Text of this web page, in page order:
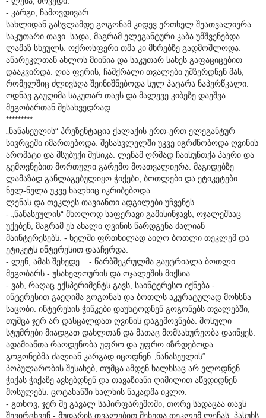
- კარგი, ჩამოვდივარ.
სახლიდან გასვლამდე გოგონამ კიდევ ერთხელ შეათვალიერა
საკუთარი თავი. სადა, მაგრამ ელეგანტური კაბა უმშვენებდა
ლამაზ სხეულს. ოქროსფერი თმა კი მხრებზე გადმოშლოდა.
ანარეკლთან ახლოს მიიწია და საკუთარ სახეს გაფაციცებით
დააკვირდა. ღია ფერის, ჩამქრალი თვალები უმზერდნენ მას,
რომელშიც ძლივსღა შეინიშნებოდა სულ პატარა ნაპერწკალი.
ოდნავ გაუღიმა საკუთარ თავს და მალევე კიბეზე დაეშვა
მეგობართან შესახვედრად
*********
„ნანასეულის“ პრეზენტაცია ქალაქის ერთ-ერთ ელეგანტურ
სივრცეში იმართებოდა. შესასვლელში უკვე იგრძნობოდა ღვინის
არომატი და მსუბუქი მუსიკა. ლენამ ღრმად ჩაისუნთქა ჰაერი და
გემოვნებით მორთული გარემო მოათვალიერა. მაგიდებზე
ლამაზად განლაგებულიყო ჭიქები, ბოთლები და ეტიკეტები.
ნელ-ნელა უკვე ხალხიც იკრიბებოდა.
ლენას და თეკლეს თავიანთი ადგილები უჩვენეს.
- „ნანასეულის“ მხოლოდ საფერავი გამისინჯავს, ოჯალეშსაც
უქებენ, მაგრამ ეს ახალი ღვინის წარდგენა ძალიან
მაინტერესებს. - ხელში ფრთხილად აიღო ბოთლი თეკლემ და
ეტიკეტს ინტერესით დააჩერდა.
- ლენ, ამას შეხედე... - წარბშეკრულმა გაუტრიალა ბოთლი
მეგობარს - უსახელოურის და ოჯალეშის მიქსია.
- ვახ, რაღაც ექსპერიმენტს გავს, საინტერესო იქნება -
ინტერესით გაეღიმა გოგონას და ბოთლს აკურატულად მოხსნა
საცობი. ინტერესის ჭინკები დაუხტოდნენ გოგონებს თვალებში,
თუმცა ჯერ არ დასცალდათ ღვინის დაგემოვნება. მოსული
სტუმრები მიადგათ დახლთან და მათაც მომსახურეობა დაიწყეს.
ადამიანთა რაოდენობა უფრო და უფრო იზრდებოდა.
გოგონებმა ძალიან კარგად იცოდნენ „ნანასეულის“
პოპულარობის შესახებ, თუმცა ამდენ ხალხსაც არ ელოდნენ.
ჭიქას ჭიქაზე ავსებდნენ და თავაზიანი ღიმილით აწვდიდნენ
მოსულებს. ცოტახანში ხალხის ნაკადმა იკლო.
- გთხოვ, ჯერ მე გავალ საპირფარეშოში, თორე სადაცაა თავს
შევირცხვენ - მუდარის თვალებით შეხედა თეკლემ ლენას, პასუხს